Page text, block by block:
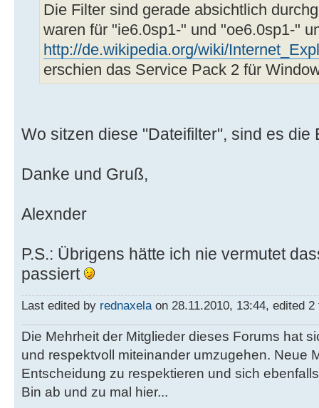
Die Filter sind gerade absichtlich
waren für "ie6.0sp1-" und "oe6.0sp1-"
http://de.wikipedia.org/wiki/
erschien das Service Pack 2 für
Wo sitzen diese "Dateifilter", sind es die
Danke und Gruß,
Alexnder
P.S.: Übrigens hätte ich nie vermutet
passiert
Last edited by rednaxela on 28.11.2010, 13:44, edited
Die Mehrheit der Mitglieder dieses Forums hat
und respektvoll miteinander umzugehen. Neue
Entscheidung zu respektieren und sich
Bin ab und zu mal hier...